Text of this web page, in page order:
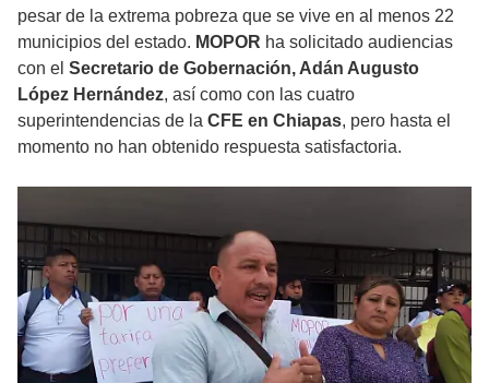
pesar de la extrema pobreza que se vive en al menos 22
municipios del estado. MOPOR ha solicitado audiencias
con el Secretario de Gobernación, Adán Augusto
López Hernández, así como con las cuatro
superintendencias de la CFE en Chiapas, pero hasta el
momento no han obtenido respuesta satisfactoria.